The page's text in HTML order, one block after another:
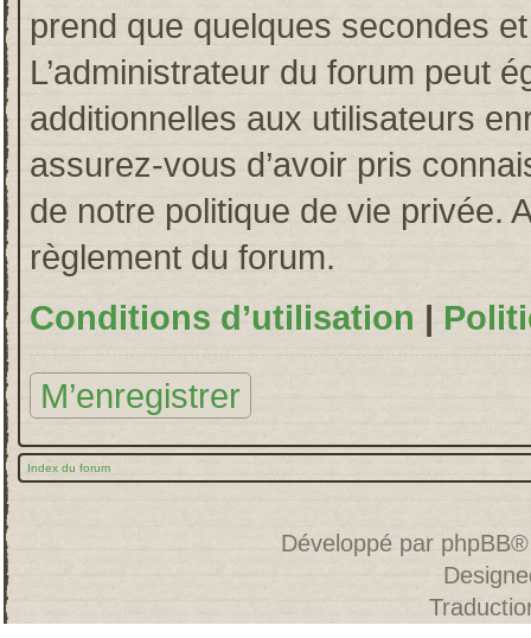
prend que quelques secondes
L’administrateur du forum peut
additionnelles aux utilisateurs
assurez-vous d’avoir pris
de notre politique de vie privée.
règlement du forum.
Conditions d’utilisation |
M’enregistrer
Index du forum
Développé par phpBB®